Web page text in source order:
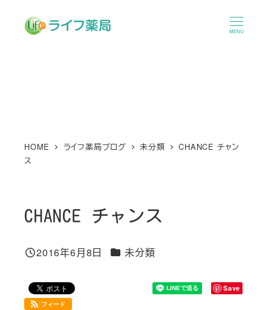
MENU
HOME ライフ薬局ブログ 未分類
CHANCE チャン
ス
CHANCE チャンス
投稿日
2016年6月8日 カテゴリー
未分類
Save
フィード